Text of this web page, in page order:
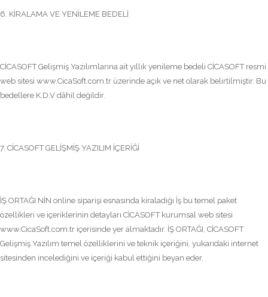
6. KİRALAMA VE YENİLEME BEDELİ
CİCASOFT Gelişmiş Yazılımlarına ait yıllık yenileme bedeli CİCASOFT resmi
web sitesi www.CicaSoft.com.tr üzerinde açık ve net olarak belirtilmiştir. Bu
bedellere K.D.V dâhil değildir.
7. CİCASOFT GELİŞMİŞ YAZILIM İÇERİĞİ
İŞ ORTAĞI NİN online siparişi esnasında kiraladığı İş bu temel paket
özellikleri ve içeriklerinin detayları CİCASOFT kurumsal web sitesi
www.CicaSoft.com.tr içerisinde yer almaktadır. İŞ ORTAĞI, CİCASOFT
Gelişmiş Yazılım temel özelliklerini ve teknik içeriğini, yukarıdaki internet
sitesinden incelediğini ve içeriği kabul ettiğini beyan eder.